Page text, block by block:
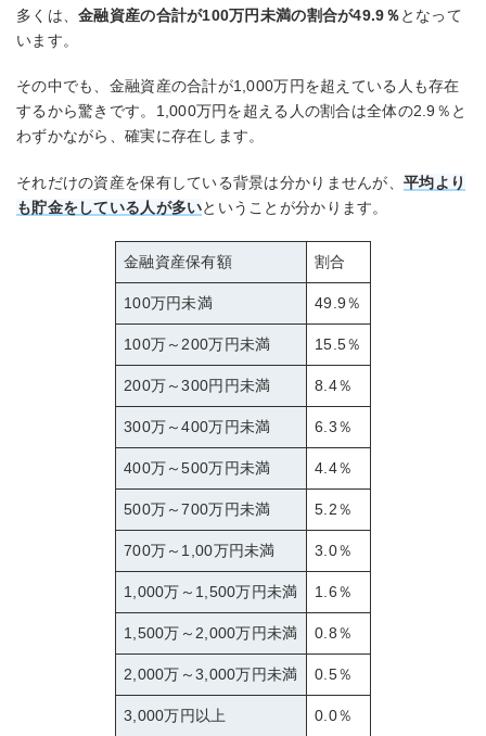
多くは、金融資産の合計が100万円未満の割合が49.9％となって
います。
その中でも、金融資産の合計が1,000万円を超えている人も存在
するから驚きです。1,000万円を超える人の割合は全体の2.9％と
わずかながら、確実に存在します。
それだけの資産を保有している背景は分かりませんが、 平均より
も貯金をしている人が多いということが分かります。
金融資産保有額 割合
100万円未満 49.9％
100万～200万円未満 15.5％
200万～300円円未満 8.4％
300万～400万円未満 6.3％
400万～500万円未満 4.4％
500万～700万円未満 5.2％
700万～1,00万円未満 3.0％
1,000万～1,500万円未満 1.6％
1,500万～2,000万円未満 0.8％
2,000万～3,000万円未満 0.5％
3,000万円以上 0.0％